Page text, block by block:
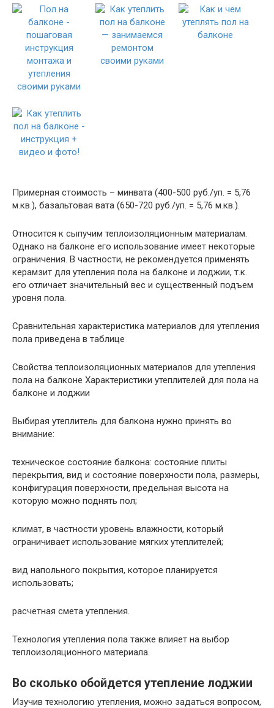
Примерная стоимость – минвата (400-500 руб./уп. = 5,76
м.кв.), базальтовая вата (650-720 руб./уп. = 5,76 м.кв.).
Относится к сыпучим теплоизоляционным материалам.
Однако на балконе его использование имеет некоторые
ограничения. В частности, не рекомендуется применять
керамзит для утепления пола на балконе и лоджии, т.к.
его отличает значительный вес и существенный подъем
уровня пола.
Сравнительная характеристика материалов для утепления
пола приведена в таблице
Свойства теплоизоляционных материалов для утепления
пола на балконе Характеристики утеплителей для пола на
балконе и лоджии
Выбирая утеплитель для балкона нужно принять во
внимание:
техническое состояние балкона: состояние плиты
перекрытия, вид и состояние поверхности пола, размеры,
конфигурация поверхности, предельная высота на
которую можно поднять пол;
климат, в частности уровень влажности, который
ограничивает использование мягких утеплителей;
вид напольного покрытия, которое планируется
использовать;
расчетная смета утепления.
Технология утепления пола также влияет на выбор
теплоизоляционного материала.
Во сколько обойдется утепление лоджии
Изучив технологию утепления, можно задаться вопросом,